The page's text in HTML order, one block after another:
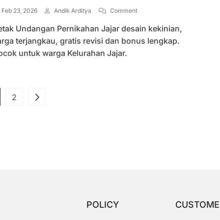
Feb 23, 2026 Andik Arditya CommentOn
Cetak
Undangan
Pernikahan
Undangan Pernikahan Jajar desain kekinian,
terjangkau, gratis revisi dan bonus lengkap.
untuk warga Kelurahan Jajar.
Paginasi
Page
2
POLICY